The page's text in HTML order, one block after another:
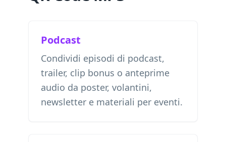
Podcast
Condividi episodi di podcast,
trailer, clip bonus o anteprime
audio da poster, volantini,
newsletter e materiali per eventi.